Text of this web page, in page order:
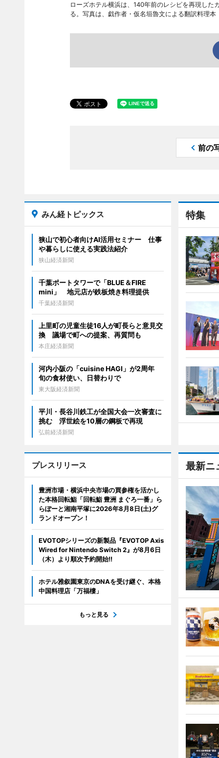
ローズホテル横浜は、140年前のレシピを再現し
る。写真は、戯作者・仮名垣魯文による翻訳料理
前の
特集
最新ニ
みん経トピックス
狭山で初心者向けAI活用セミナー 仕事
や暮らしに使える実践法紹介
狭山経済新聞
千葉ポートタワーで「BLUE＆FIRE
mini」 地元店が鉄板焼き料理提供
千葉経済新聞
上里町の児童生徒16人が町長らと意見交
換 議場で町への提案、再質問も
本庄経済新聞
河内小阪の「cuisine HAGI」が2周年
旬の食材使い、日替わりで
東大阪経済新聞
平川・長谷川鉄工が全国大会一次審査に
挑む 浮世絵を10層の鋼板で再現
弘前経済新聞
プレスリリース
豊洲市場・横浜中央市場の買参権を活かし
た本格回転鮨「回転鮨 豊洲 まぐろ一番」ら
らぽーと湘南平塚に2026年8月8日(土)グ
ランドオープン！
EVOTOPシリーズの新製品『EVOTOP Axis
Wired for Nintendo Switch 2』が8月6日
（木）より順次予約開始!!
ホテル雅叙園東京のDNAを受け継ぐ、本格
中国料理店「万福樓」
もっと見る